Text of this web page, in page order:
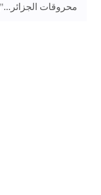
محروقات